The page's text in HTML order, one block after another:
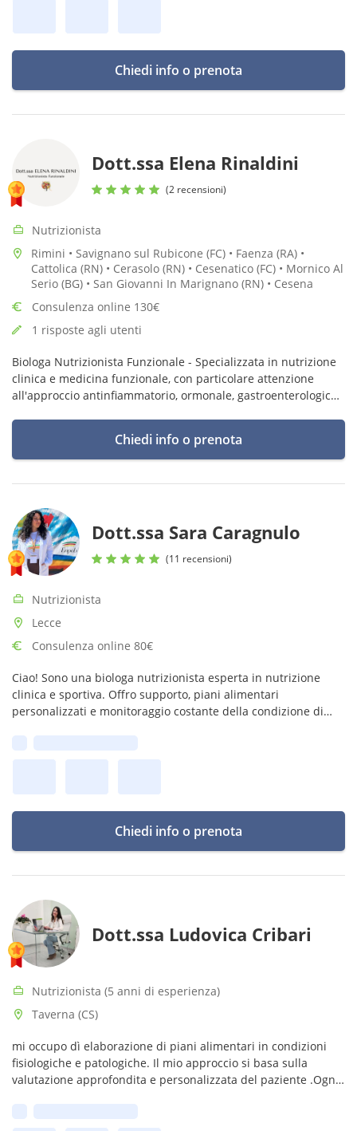
Chiedi info o prenota
Dott.ssa Elena Rinaldini
(2 recensioni)
Nutrizionista
Rimini • Savignano sul Rubicone (FC) • Faenza (RA) •
Cattolica (RN) • Cerasolo (RN) • Cesenatico (FC) • Mornico Al
Serio (BG) • San Giovanni In Marignano (RN) • Cesena
Consulenza online 130€
1 risposte agli utenti
Biologa Nutrizionista Funzionale - Specializzata in nutrizione
clinica e medicina funzionale, con particolare attenzione
all'approccio antinfiammatorio, ormonale, gastroenterologico
Chiedi info o prenota
Dott.ssa Sara Caragnulo
(11 recensioni)
Nutrizionista
Lecce
Consulenza online 80€
Ciao! Sono una biologa nutrizionista esperta in nutrizione
clinica e sportiva. Offro supporto, piani alimentari
personalizzati e monitoraggio costante della condizione di
Chiedi info o prenota
Dott.ssa Ludovica Cribari
Nutrizionista (5 anni di esperienza)
Taverna (CS)
mi occupo dì elaborazione di piani alimentari in condizioni
fisiologiche e patologiche. Il mio approccio si basa sulla
valutazione approfondita e personalizzata del paziente .Ogni